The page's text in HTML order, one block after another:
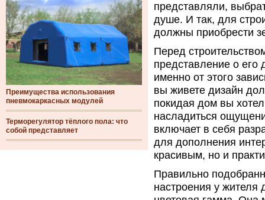
Преимущества использования
пневмокаркасных модулей
Терморегулятор тёплого пола: что
собой представляет
представляли,
душе. И так, для
должны приобрести
Перед
представление о его
именно от этого
вы живете дизайн
покидая дом вы
насладиться
включает в себя
для дополнения
красивым, но и
Правильно
настроения у